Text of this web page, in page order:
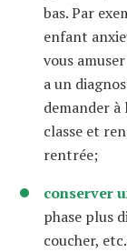
bas. Par
enfant
vous
a un
demander à
classe et
rentrée;
conserver
phase plus
coucher,